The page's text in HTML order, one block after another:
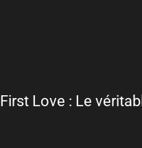
First Love : Le